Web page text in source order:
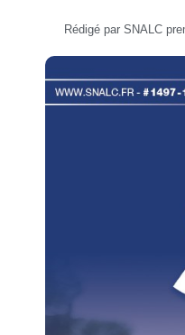
Rédigé par SNALC